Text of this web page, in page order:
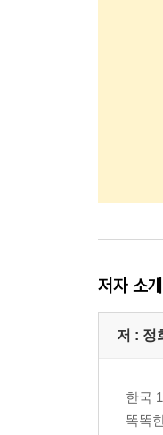
저자 소개
저 : 정
한국
똑똑